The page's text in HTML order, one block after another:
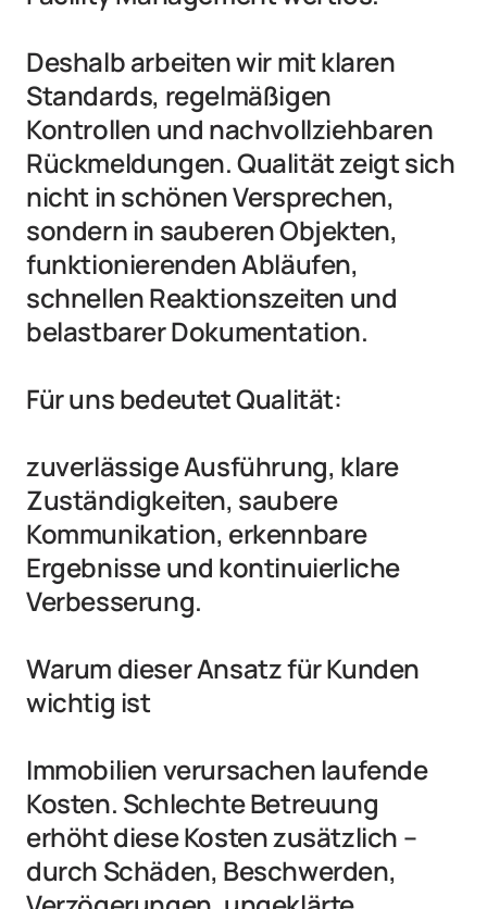
Deshalb arbeiten wir mit klaren
Standards, regelmäßigen
Kontrollen und nachvollziehbaren
Rückmeldungen. Qualität zeigt sich
nicht in schönen Versprechen,
sondern in sauberen Objekten,
funktionierenden Abläufen,
schnellen Reaktionszeiten und
belastbarer Dokumentation.
Für uns bedeutet Qualität:
zuverlässige Ausführung, klare
Zuständigkeiten, saubere
Kommunikation, erkennbare
Ergebnisse und kontinuierliche
Verbesserung.
Warum dieser Ansatz für Kunden
wichtig ist
Immobilien verursachen laufende
Kosten. Schlechte Betreuung
erhöht diese Kosten zusätzlich –
durch Schäden, Beschwerden,